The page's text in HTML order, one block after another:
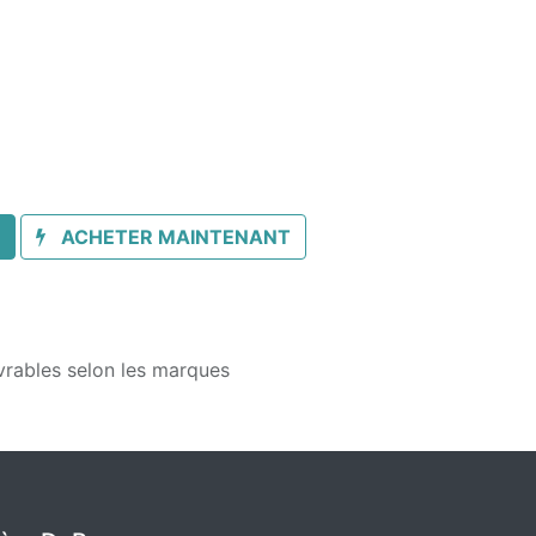
ACHETER MAINTENANT
selon les marques